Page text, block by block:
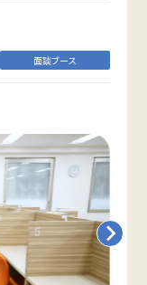
面談ブース